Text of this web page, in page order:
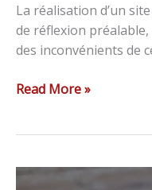
La réalisation d’un
de réflexion
des inconvénients de
Read More »